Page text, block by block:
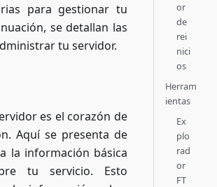
para gestionar tu
se detallan las
tu servidor.
es el corazón de
Aquí se presenta de
la información básica
tu servicio. Esto
or
de
rei
nici
os
Herram
ientas
Ex
plo
rad
or
FT